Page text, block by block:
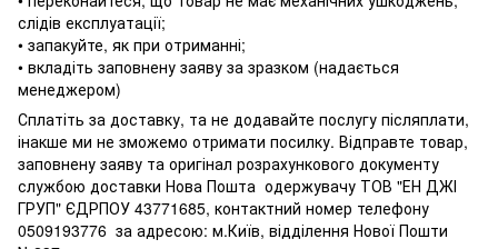
слідів експлуатації;
• запакуйте, як при отриманні;
• вкладіть заповнену заяву за зразком (надається
менеджером)
Сплатіть за доставку, та не додавайте послугу післяплати,
інакше ми не зможемо отримати посилку. Відправте товар,
заповнену заяву та оригінал розрахункового документу
службою доставки Нова Пошта одержувачу ТОВ "ЕН ДЖІ
ГРУП" ЄДРПОУ 43771685, контактний номер телефону
0509193776 за адресою: м.Київ, відділення Нової Пошти